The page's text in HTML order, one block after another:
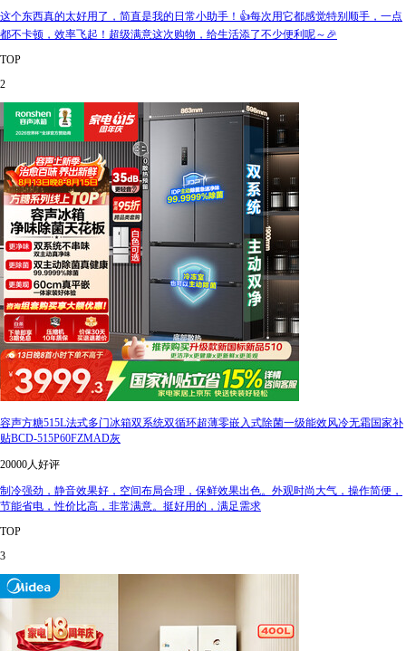
这个东西真的太好用了，简直是我的日常小助手！👍每次用它都感觉特别顺手，一点
都不卡顿，效率飞起！超级满意这次购物，给生活添了不少便利呢～🎉
TOP
2
容声方糖515L法式多门冰箱双系统双循环超薄零嵌入式除菌一级能效风冷无霜国家补
贴BCD-515P60FZMAD灰
20000人好评
制冷强劲，静音效果好，空间布局合理，保鲜效果出色。外观时尚大气，操作简便，
节能省电，性价比高，非常满意。挺好用的，满足需求
TOP
3